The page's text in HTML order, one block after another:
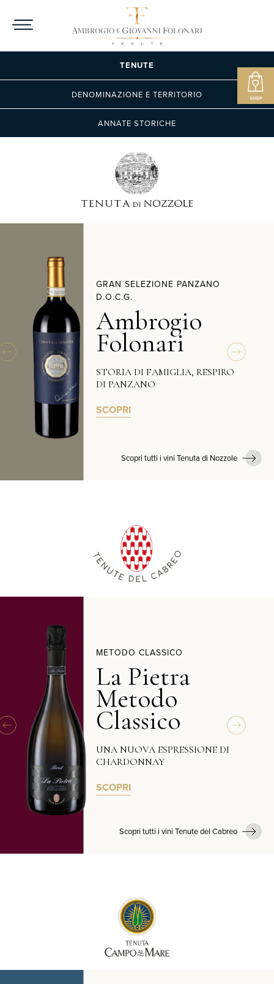
TENUTE
DENOMINAZIONE E TERRITORIO
ANNATE STORICHE
GRAN SELEZIONE PANZANO
D.O.C.G.
Ambrogio
Folonari
STORIA DI FAMIGLIA, RESPIRO
DI PANZANO
SCOPRI
Scopri tutti i vini Tenuta di Nozzole
METODO CLASSICO
La Pietra
Metodo
Classico
UNA NUOVA ESPRESSIONE DI
CHARDONNAY
SCOPRI
Scopri tutti i vini Tenute del Cabreo